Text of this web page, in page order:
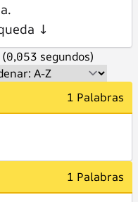
↓
segundos)
1 Palabras
1 Palabras